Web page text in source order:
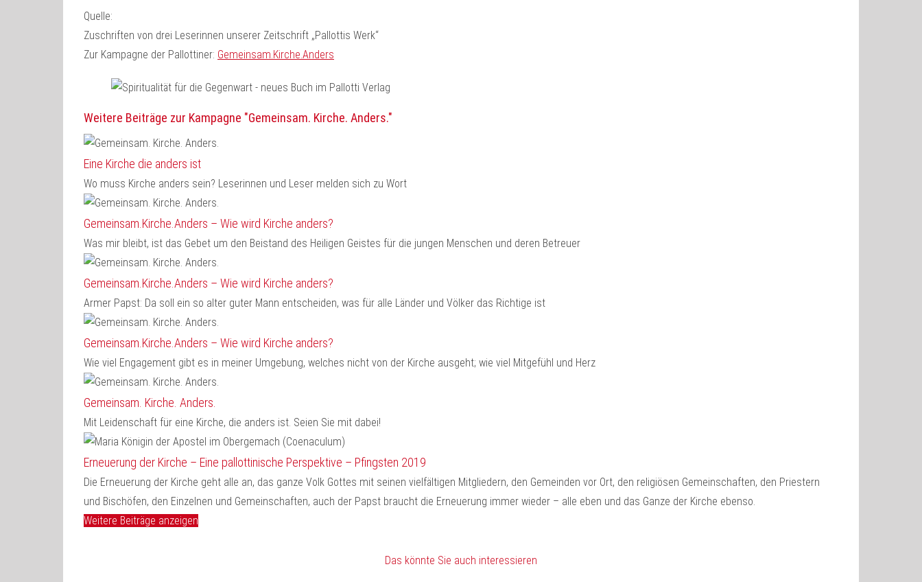
Quelle:
Zuschriften von drei Leserinnen unserer Zeitschrift „Pallottis Werk“
Zur Kampagne der Pallottiner: Gemeinsam.Kirche.Anders
Weitere Beiträge zur Kampagne "Gemeinsam. Kirche. Anders."
Eine Kirche die anders ist
Wo muss Kirche anders sein? Leserinnen und Leser melden sich zu Wort
Gemeinsam.Kirche.Anders – Wie wird Kirche anders?
Was mir bleibt, ist das Gebet um den Beistand des Heiligen Geistes für die jungen Menschen und deren Betreuer
Gemeinsam.Kirche.Anders – Wie wird Kirche anders?
Armer Papst: Da soll ein so alter guter Mann entscheiden, was für alle Länder und Völker das Richtige ist
Gemeinsam.Kirche.Anders – Wie wird Kirche anders?
Wie viel Engagement gibt es in meiner Umgebung, welches nicht von der Kirche ausgeht; wie viel Mitgefühl und Herz
Gemeinsam. Kirche. Anders.
Mit Leidenschaft für eine Kirche, die anders ist. Seien Sie mit dabei!
Erneuerung der Kirche – Eine pallottinische Perspektive – Pfingsten 2019
Die Erneuerung der Kirche geht alle an, das ganze Volk Gottes mit seinen vielfältigen Mitgliedern, den Gemeinden vor Ort, den religiösen Gemeinschaften, den Priestern
und Bischöfen, den Einzelnen und Gemeinschaften, auch der Papst braucht die Erneuerung immer wieder – alle eben und das Ganze der Kirche ebenso.
Weitere Beiträge anzeigen
Das könnte Sie auch interessieren